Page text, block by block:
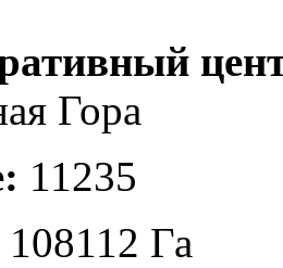
Гора
11235
108112 Га